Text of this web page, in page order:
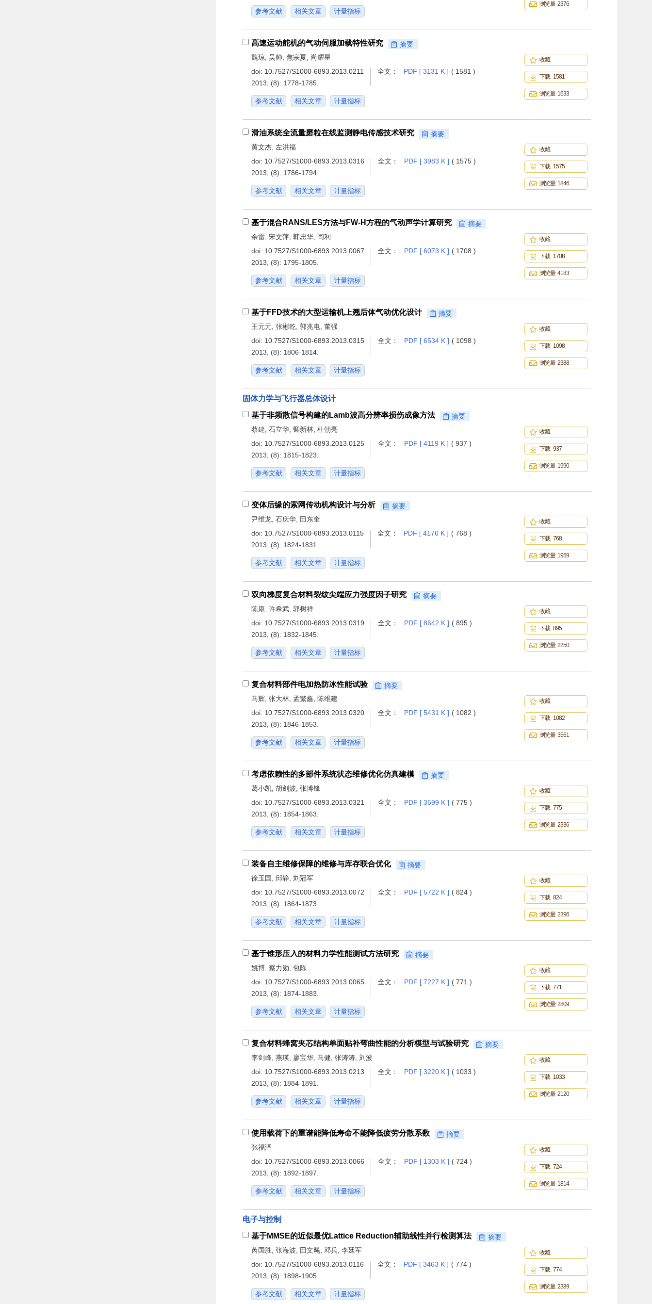
参考文献 相关文章 计量指标
浏览量 2376
高速运动舵机的气动伺服加载特性研究
摘要
魏琼, 吴帅, 焦宗夏, 尚耀星
doi: 10.7527/S1000-6893.2013.0211
2013, (8): 1778-1785.
全文： PDF [ 3131 K ] ( 1581 )
参考文献 相关文章 计量指标
收藏
下载 1581
浏览量 1633
滑油系统全流量磨粒在线监测静电传感技术研究
摘要
黄文杰, 左洪福
doi: 10.7527/S1000-6893.2013.0316
2013, (8): 1786-1794.
全文： PDF [ 3983 K ] ( 1575 )
参考文献 相关文章 计量指标
收藏
下载 1575
浏览量 1846
基于混合RANS/LES方法与FW-H方程的气动声学计算研究
摘要
余雷, 宋文萍, 韩忠华, 闫利
doi: 10.7527/S1000-6893.2013.0067
2013, (8): 1795-1805.
全文： PDF [ 6073 K ] ( 1708 )
参考文献 相关文章 计量指标
收藏
下载 1708
浏览量 4183
基于FFD技术的大型运输机上翘后体气动优化设计
摘要
王元元, 张彬乾, 郭兆电, 董强
doi: 10.7527/S1000-6893.2013.0315
2013, (8): 1806-1814.
全文： PDF [ 6534 K ] ( 1098 )
参考文献 相关文章 计量指标
收藏
下载 1098
浏览量 2388
固体力学与飞行器总体设计
基于非频散信号构建的Lamb波高分辨率损伤成像方法
摘要
蔡建, 石立华, 卿新林, 杜朝亮
doi: 10.7527/S1000-6893.2013.0125
2013, (8): 1815-1823.
全文： PDF [ 4119 K ] ( 937 )
参考文献 相关文章 计量指标
收藏
下载 937
浏览量 1990
变体后缘的索网传动机构设计与分析
摘要
尹维龙, 石庆华, 田东奎
doi: 10.7527/S1000-6893.2013.0115
2013, (8): 1824-1831.
全文： PDF [ 4176 K ] ( 768 )
参考文献 相关文章 计量指标
收藏
下载 768
浏览量 1959
双向梯度复合材料裂纹尖端应力强度因子研究
摘要
陈康, 许希武, 郭树祥
doi: 10.7527/S1000-6893.2013.0319
2013, (8): 1832-1845.
全文： PDF [ 8642 K ] ( 895 )
参考文献 相关文章 计量指标
收藏
下载 895
浏览量 2250
复合材料部件电加热防冰性能试验
摘要
马辉, 张大林, 孟繁鑫, 陈维建
doi: 10.7527/S1000-6893.2013.0320
2013, (8): 1846-1853.
全文： PDF [ 5431 K ] ( 1082 )
参考文献 相关文章 计量指标
收藏
下载 1082
浏览量 3561
考虑依赖性的多部件系统状态维修优化仿真建模
摘要
葛小凯, 胡剑波, 张博锋
doi: 10.7527/S1000-6893.2013.0321
2013, (8): 1854-1863.
全文： PDF [ 3599 K ] ( 775 )
参考文献 相关文章 计量指标
收藏
下载 775
浏览量 2336
装备自主维修保障的维修与库存联合优化
摘要
徐玉国, 邱静, 刘冠军
doi: 10.7527/S1000-6893.2013.0072
2013, (8): 1864-1873.
全文： PDF [ 5722 K ] ( 824 )
参考文献 相关文章 计量指标
收藏
下载 824
浏览量 2396
基于锥形压入的材料力学性能测试方法研究
摘要
姚博, 蔡力勋, 包陈
doi: 10.7527/S1000-6893.2013.0065
2013, (8): 1874-1883.
全文： PDF [ 7227 K ] ( 771 )
参考文献 相关文章 计量指标
收藏
下载 771
浏览量 2809
复合材料蜂窝夹芯结构单面贴补弯曲性能的分析模型与试验研究
摘要
李剑峰, 燕瑛, 廖宝华, 马健, 张涛涛, 刘波
doi: 10.7527/S1000-6893.2013.0213
2013, (8): 1884-1891.
全文： PDF [ 3220 K ] ( 1033 )
参考文献 相关文章 计量指标
收藏
下载 1033
浏览量 2120
使用载荷下的重谱能降低寿命不能降低疲劳分散系数
摘要
张福泽
doi: 10.7527/S1000-6893.2013.0066
2013, (8): 1892-1897.
全文： PDF [ 1303 K ] ( 724 )
参考文献 相关文章 计量指标
收藏
下载 724
浏览量 1814
电子与控制
基于MMSE的近似最优Lattice Reduction辅助线性并行检测算法
摘要
芮国胜, 张海波, 田文飚, 邓兵, 李廷军
doi: 10.7527/S1000-6893.2013.0116
2013, (8): 1898-1905.
全文： PDF [ 3463 K ] ( 774 )
参考文献 相关文章 计量指标
收藏
下载 774
浏览量 2389